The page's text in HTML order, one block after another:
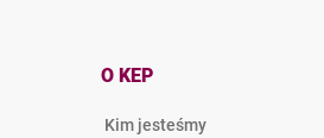
O KEP
Kim jesteśmy